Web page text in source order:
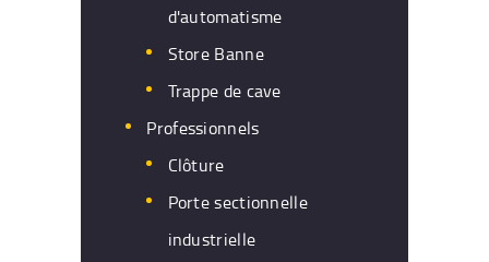
d'automatisme
Store Banne
Trappe de cave
Professionnels
Clôture
Porte sectionnelle
industrielle